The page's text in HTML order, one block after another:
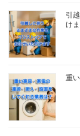
引
け
重